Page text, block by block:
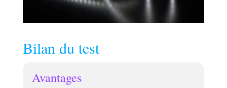
Bilan du test
Avantages